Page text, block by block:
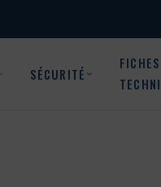
SÉCURITÉ
FICHES